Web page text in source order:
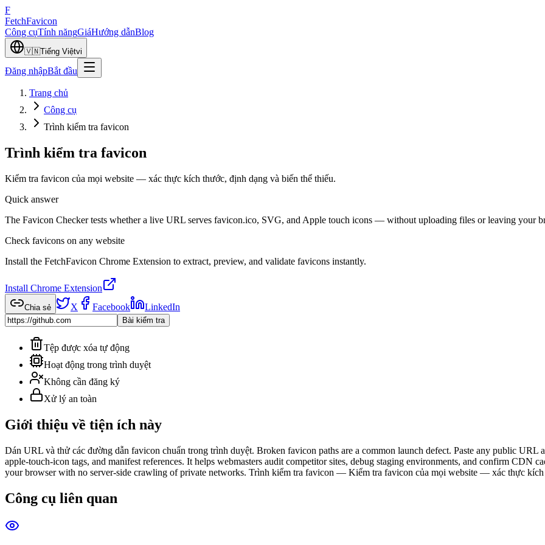
F
FetchFavicon
Công cụTính năngGiáHướng dẫnBlog
🇻🇳Tiếng Việtvi
Đăng nhậpBắt đầu
Trang chủ
Công cụ
Trình kiểm tra favicon
Trình kiểm tra favicon
Kiểm tra favicon của mọi website — xác thực kích thước, định dạng và biến thể thiếu.
Quick answer
The Favicon Checker tests whether a live URL serves favicon.ico, SVG, and Apple touch icons — without uploading files or leaving your
Check favicons on any website
Install the FetchFavicon Chrome Extension to extract, preview, and validate favicons instantly.
Install Chrome Extension
Chia sẻ X Facebook LinkedIn
Bài kiểm tra
Tệp được xóa tự động
Hoạt động trong trình duyệt
Không cần đăng ký
Xử lý an toàn
Giới thiệu về tiện ích này
Dán URL và thử các đường dẫn favicon chuẩn trong trình duyệt. Broken favicon paths are a common launch defect. Paste any public URL
apple-touch-icon tags, and manifest references. It helps webmasters audit competitor sites, debug staging environments, and confirm CDN
your browser with no server-side crawling of private networks. Trình kiểm tra favicon — Kiểm tra favicon của mọi website — xác thực kích
Công cụ liên quan